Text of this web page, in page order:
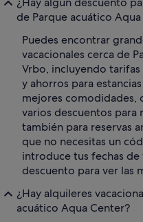
de Parque acuático
Puedes encontrar
vacacionales cerca de
Vrbo, incluyendo tarifas
y ahorros para
mejores comodidades,
varios descuentos para
también para reservas
que no necesitas un
introduce tus fechas
descuento para ver las
¿Hay alquileres
acuático Aqua Center?